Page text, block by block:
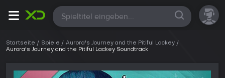
Alle
Startseite Spiele
Aurora's Journey and the Pitiful Lackey
Aurora's Journey and the Pitiful Lackey Soundtrack